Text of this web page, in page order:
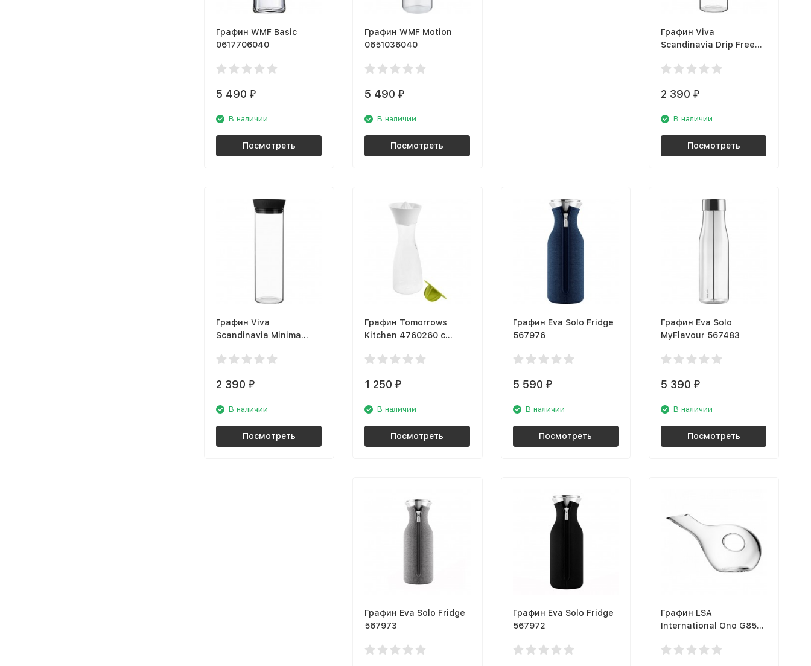
Графин WMF Basic
0617706040
5 490 ₽
В наличии
Посмотреть
Графин WMF Motion
0651036040
5 490 ₽
В наличии
Посмотреть
Графин Viva
Scandinavia Drip Free
2 390₽
В наличии
Посмотреть
Графин Viva
Scandinavia Minima
2 390 ₽
В наличии
Посмотреть
Графин Tomorrows
Kitchen 4760260 с
1 250 ₽
В наличии
Посмотреть
Графин Eva Solo Fridge
567976
5 590 ₽
В наличии
Посмотреть
Графин Eva Solo
MyFlavour 567483
5 390₽
В наличии
Посмотреть
Графин Eva Solo Fridge
567973
Графин Eva Solo Fridge
567972
Графин LSA
International Ono G853-